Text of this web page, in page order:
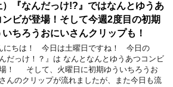
）『なんだっけ!?』ではなんとゆうあ
ンビが登場！そして今週2度目の初期
いちろうおにいさんクリップも！
にちは！ 今日は土曜日ですね！ 今日の
んだっけ！？』は なんとなんとゆうあつコンビ
！ そして、火曜日に初期ゆういちろうお
んのクリップが流れましたが、また今日も流